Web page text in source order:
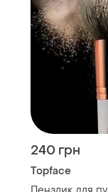
240 грн
Topface